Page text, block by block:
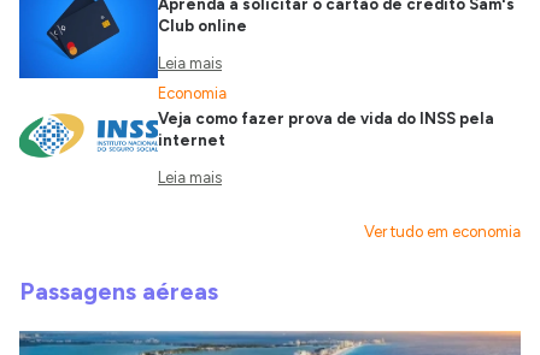
Aprenda a solicitar o cartão de crédito Sam's
Club online
Leia mais
Economia
Veja como fazer prova de vida do INSS pela
internet
Leia mais
Ver tudo em economia
Passagens aéreas